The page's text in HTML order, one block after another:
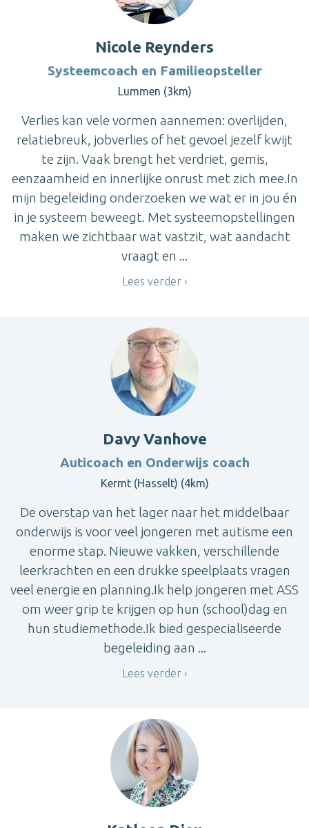
Nicole Reynders
Systeemcoach en Familieopsteller
Lummen (3km)
Verlies kan vele vormen aannemen: overlijden,
relatiebreuk, jobverlies of het gevoel jezelf kwijt
te zijn. Vaak brengt het verdriet, gemis,
eenzaamheid en innerlijke onrust met zich mee.In
mijn begeleiding onderzoeken we wat er in jou én
in je systeem beweegt. Met systeemopstellingen
maken we zichtbaar wat vastzit, wat aandacht
vraagt en ...
Lees verder
Davy Vanhove
Auticoach en Onderwijs coach
Kermt (Hasselt) (4km)
De overstap van het lager naar het middelbaar
onderwijs is voor veel jongeren met autisme een
enorme stap. Nieuwe vakken, verschillende
leerkrachten en een drukke speelplaats vragen
veel energie en planning.Ik help jongeren met ASS
om weer grip te krijgen op hun (school)dag en
hun studiemethode.Ik bied gespecialiseerde
begeleiding aan ...
Lees verder